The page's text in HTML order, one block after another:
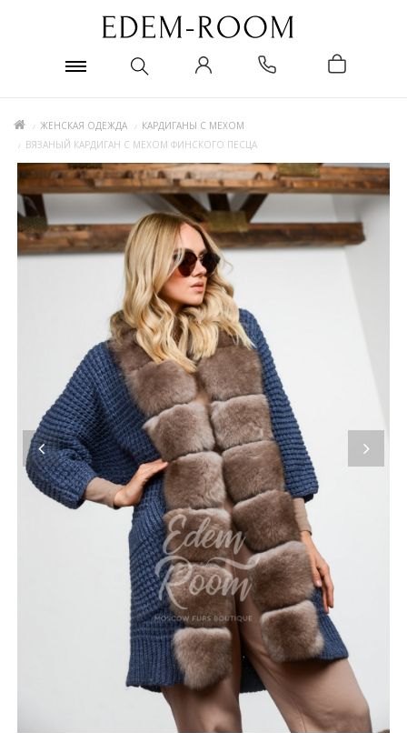
ЖЕНСКАЯ ОДЕЖДА
КАРДИГАНЫ С МЕХОМ
ВЯЗАНЫЙ КАРДИГАН С МЕХОМ ФИНСКОГО ПЕСЦА